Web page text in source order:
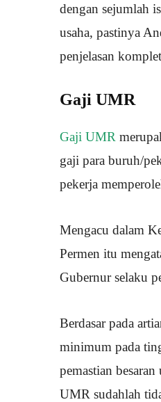
dengan sejumlah
usaha, pastinya
penjelasan
Gaji UMR
Gaji UMR
gaji para buruh/
pekerja
Mengacu dalam
Permen itu
Gubernur selaku
Berdasar pada
minimum pada
pemastian
UMR sudahlah